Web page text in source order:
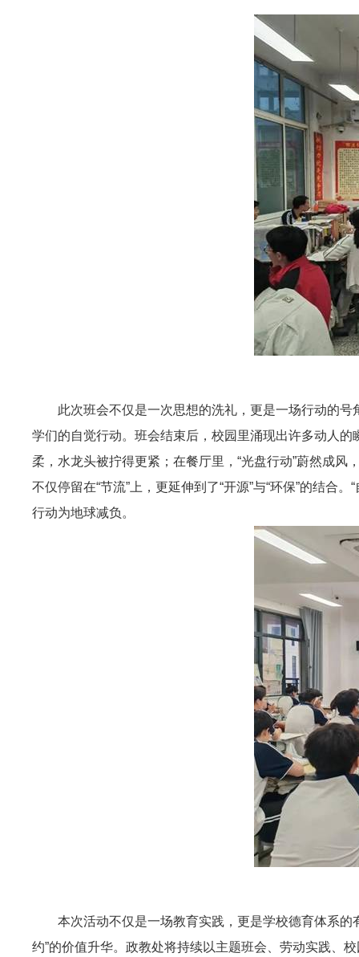
此次班会不仅是一次思想的洗礼，更是一场行动的号
学们的自觉行动。班会结束后，校园里涌现出许多动人
柔，水龙头被拧得更紧；在餐厅里，“光盘行动”蔚然成
不仅停留在“节流”上，更延伸到了“开源”与“环保”的结合
行动为地球减负。
本次活动不仅是一场教育实践，更是学校德育体系的
约”的价值升华。政教处将持续以主题班会、劳动实践、